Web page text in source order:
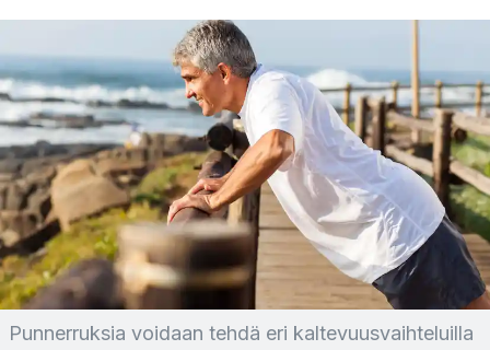
Punnerruksia voidaan tehdä eri kaltevuusvaihteluilla